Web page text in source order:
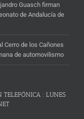
Guasch firman
de Andalucía de
Cerro de los Cañones
de automovilismo
TELEFÓNICA : LUNES